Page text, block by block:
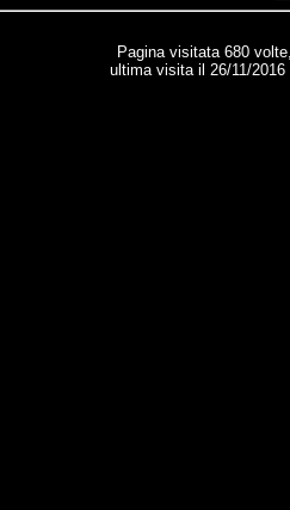
Pagina visitata 680
ultima visita il 26/11/